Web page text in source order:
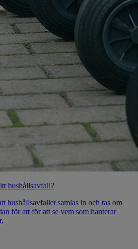
hushållsavfall?
hushållsavfallet samlas in och tas om
för att för att se vem som hanterar